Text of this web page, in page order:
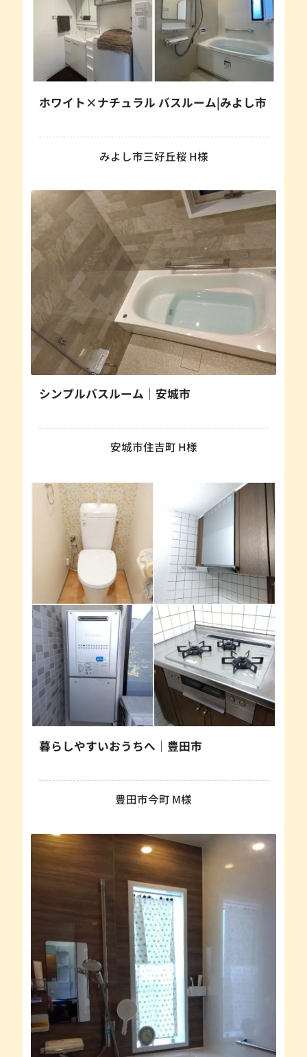
ホワイト×ナチュラル バスルーム|みよし市
みよし市三好丘桜 H様
シンプルバスルーム｜安城市
安城市住吉町 H様
暮らしやすいおうちへ｜豊田市
豊田市今町 M様